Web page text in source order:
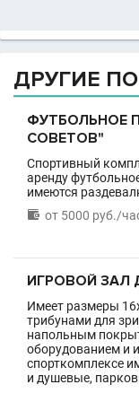
ДРУГИЕ
ФУТБОЛЬНОЕ
СОВЕТОВ"
Спортивный
аренду
имеются
 от 5000 руб./
ИГРОВОЙ ЗАЛ
Имеет размеры
трибунами для
напольным
оборудованием и
спорткомплексе
и душевые,